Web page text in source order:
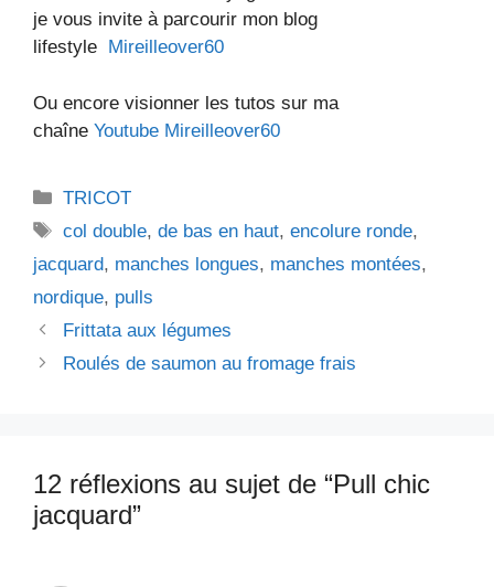
je vous invite à parcourir mon blog
lifestyle Mireilleover60
Ou encore visionner les tutos sur ma
chaîne Youtube Mireilleover60
Catégories
TRICOT
Étiquettes
col double,de bas en haut,encolure ronde,
jacquard, manches longues, manches montées,
nordique, pulls
Frittata aux légumes
Roulés de saumon au fromage frais
12 réflexions au sujet de “Pull chic
jacquard”